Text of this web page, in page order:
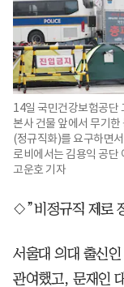
14일 국민건강보험공단
본사 건물 앞에서 무기
(정규직화)를 요구하면
로비에서는 김용익 공단
고운호 기자
◇”비정규직 제로
서울대 의대 출신
관여했고, 문재인